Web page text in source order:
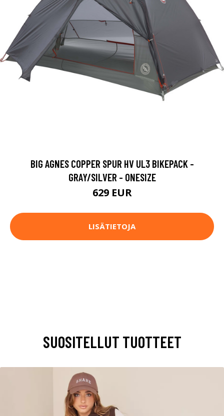
BIG AGNES COPPER SPUR HV UL3 BIKEPACK -
GRAY/SILVER - ONESIZE
629 EUR
LISÄTIETOJA
SUOSITELLUT TUOTTEET